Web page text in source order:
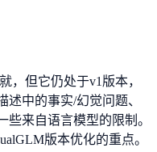
，但它仍处于v1版本，
中的事实/幻觉问题、
来自语言模型的限制。
版本优化的重点。